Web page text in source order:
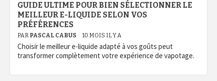
GUIDE ULTIME POUR BIEN SÉLECTIONNER LE
MEILLEUR E-LIQUIDE SELON VOS
PRÉFÉRENCES
PAR PASCAL CABUS 10 MOIS IL Y A
Choisir le meilleur e-liquide adapté à vos goûts peut
transformer complètement votre expérience de vapotage.